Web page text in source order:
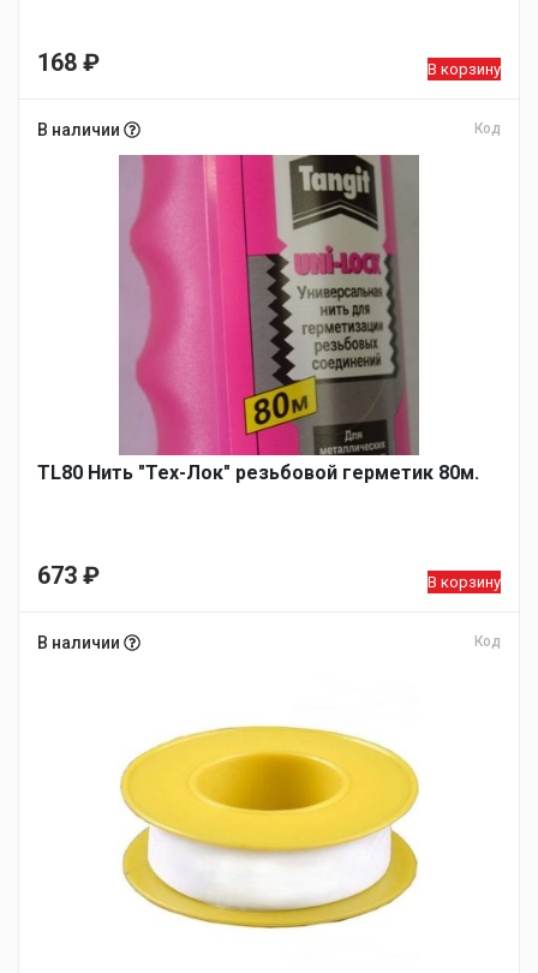
168 ₽ В корзину
В наличии Код
TL80 Нить "Тех-Лок" резьбовой герметик 80м.
673 ₽ В корзину
В наличии Код